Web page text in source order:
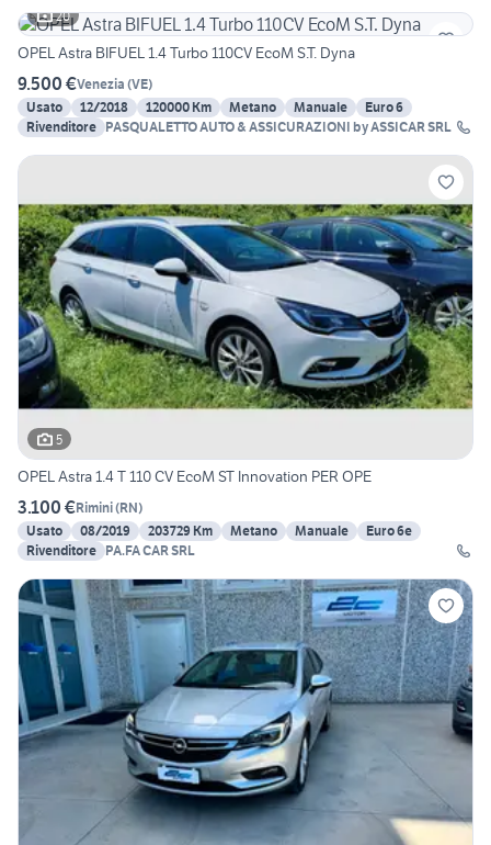
20
OPEL Astra BIFUEL 1.4 Turbo 110CV EcoM S.T. Dyna
9.500 €Venezia (VE)
Usato
12/2018 120000 Km Metano Manuale
Euro 6
Rivenditore
PASQUALETTO AUTO & ASSICURAZIONI by ASSICAR SRL
5
OPEL Astra 1.4 T 110 CV EcoM ST Innovation PER OPE
3.100 €Rimini(RN)
Usato
08/2019 203729 Km Metano Manuale
Euro 6e
Rivenditore PA.FA CAR SRL